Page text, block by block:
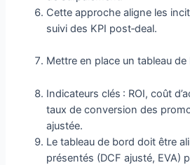
Cette approche aligne les
suivi des KPI post‑deal.
Mettre en place un tableau de
Indicateurs clés : ROI, coût
taux de conversion des
ajustée.
Le tableau de bord doit être
présentés (DCF ajusté, EVA)